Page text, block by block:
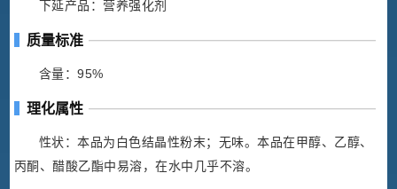
下延产品：营养强化剂
质量标准
含量：95%
理化属性
性状：本品为白色结晶性粉末；无味。本品在甲醇、乙醇、
丙酮、醋酸乙酯中易溶，在水中几乎不溶。